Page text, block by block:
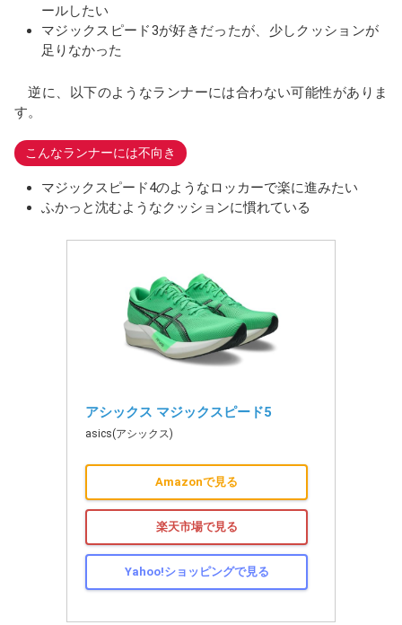
ールしたい
マジックスピード3が好きだったが、少しクッションが
足りなかった
逆に、以下のようなランナーには合わない可能性がありま
す。
こんなランナーには不向き
マジックスピード4のようなロッカーで楽に進みたい
ふかっと沈むようなクッションに慣れている
アシックス マジックスピード5
asics(アシックス)
Amazonで見る
楽天市場で見る
Yahoo!ショッピングで見る